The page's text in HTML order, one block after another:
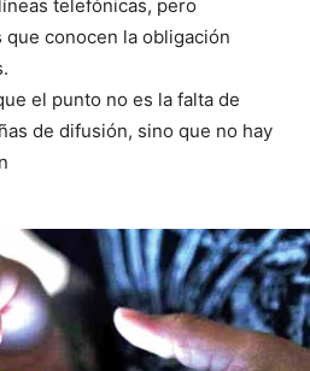
telefónicas, pero
conocen la obligación
el punto no es la falta de
de difusión, sino que no hay